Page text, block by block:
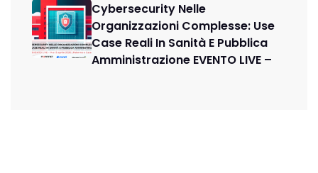
Cybersecurity Nelle
Organizzazioni Complesse: Use
Case Reali In Sanità E Pubblica
Amministrazione EVENTO LIVE –